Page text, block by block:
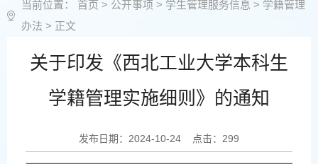
当前位置： 首页 > 公开事项 > 学生管理服务信息 > 学籍管理
办法 > 正文
关于印发《西北工业大学本科生
学籍管理实施细则》的通知
发布日期：2024-10-24 点击： 299